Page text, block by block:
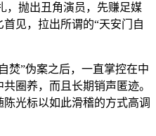
，抛出丑角演员，先赚足媒
见，拉出所谓的“天安门自
焚”伪案之后，一直掌控在中
圈养，而且长期销声匿迹。
光标以如此滑稽的方式高调